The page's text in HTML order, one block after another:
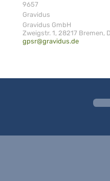
9657
Gravidus
Gravidus GmbH
Zweigstr. 1, 28217 Bremen,
gpsr@gravidus.de